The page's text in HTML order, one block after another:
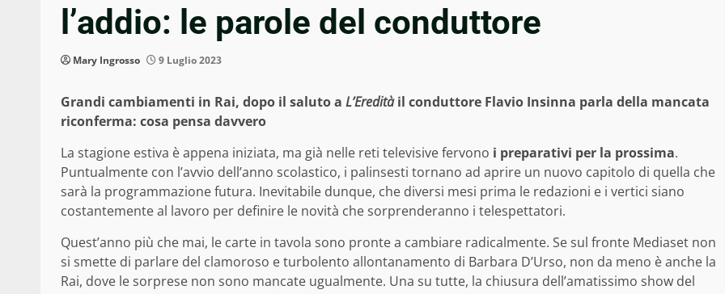
l’addio: le parole del conduttore
Mary Ingrosso 9 Luglio 2023
Grandi cambiamenti in Rai, dopo il saluto a L’Ereditàil conduttore Flavio Insinna parla della mancata
riconferma: cosa pensa davvero
La stagione estiva è appena iniziata, ma già nelle reti televisive fervono i preparativi per la prossima.
Puntualmente con l’avvio dell’anno scolastico, i palinsesti tornano ad aprire un nuovo capitolo di quella che
sarà la programmazione futura. Inevitabile dunque, che diversi mesi prima le redazioni e i vertici siano
costantemente al lavoro per definire le novità che sorprenderanno i telespettatori.
Quest’anno più che mai, le carte in tavola sono pronte a cambiare radicalmente. Se sul fronte Mediaset non
si smette di parlare del clamoroso e turbolento allontanamento di Barbara D’Urso, non da meno è anche la
Rai, dove le sorprese non sono mancate ugualmente. Una su tutte, la chiusura dell’amatissimo show del